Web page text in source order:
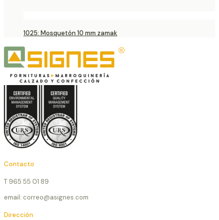
1025: Mosquetón 10 mm zamak
Contacto
T 965 55 01 89
email: correo@asignes.com
Dirección